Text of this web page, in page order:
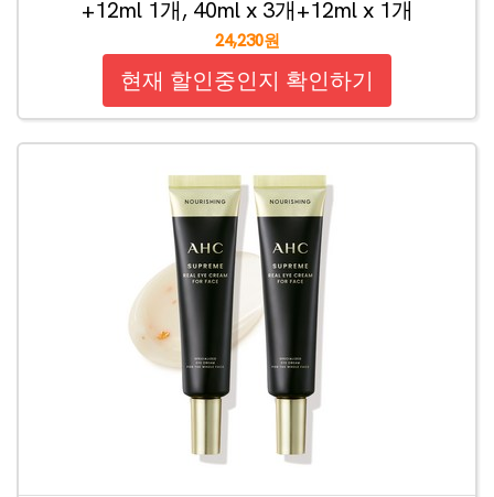
+12ml 1개, 40ml x 3개+12ml x 1개
24,230원
현재 할인중인지 확인하기